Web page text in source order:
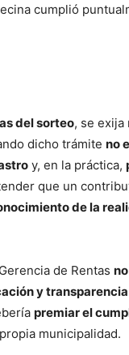
cumplió
del sorteo, se exija
dicho trámite no
y, en la práctica,
que un
de la
de Rentas
y
premiar el
municipalidad.